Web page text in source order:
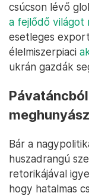
csúcson lévő
a fejlődő világot
esetleges
élelmiszerpiaci
ukrán gazdák
Bár a
huszadrangú
retorikájával
hogy hatalmas